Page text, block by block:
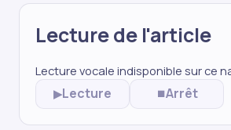
Lecture de l'article
Lecture vocale indisponible sur ce
▶Lecture ⏹Arrêt